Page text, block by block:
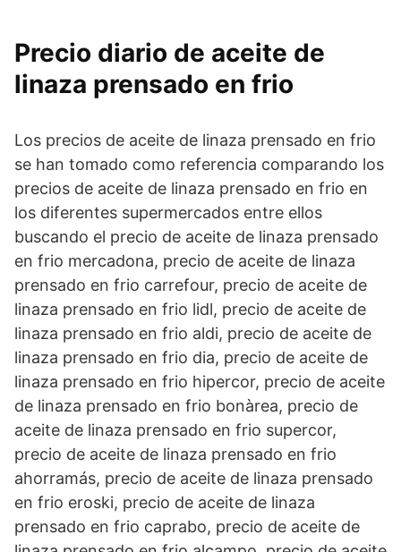
Precio diario de aceite de
linaza prensado en frio
Los precios de aceite de linaza prensado en frio
se han tomado como referencia comparando los
precios de aceite de linaza prensado en frio en
los diferentes supermercados entre ellos
buscando el precio de aceite de linaza prensado
en frio mercadona, precio de aceite de linaza
prensado en frio carrefour, precio de aceite de
linaza prensado en frio lidl, precio de aceite de
linaza prensado en frio aldi, precio de aceite de
linaza prensado en frio dia, precio de aceite de
linaza prensado en frio hipercor, precio de aceite
de linaza prensado en frio bonàrea, precio de
aceite de linaza prensado en frio supercor,
precio de aceite de linaza prensado en frio
ahorramás, precio de aceite de linaza prensado
en frio eroski, precio de aceite de linaza
prensado en frio caprabo, precio de aceite de